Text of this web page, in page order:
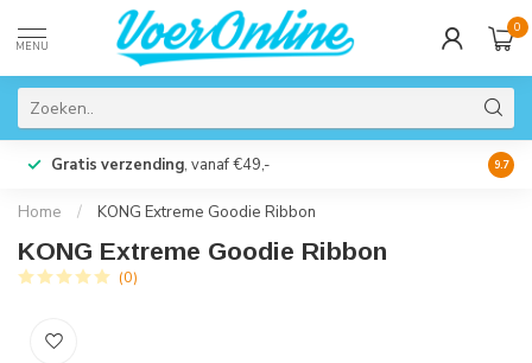
MENU
0
Gratis verzending, vanaf €49,- 9.7
Home / KONG Extreme Goodie Ribbon
KONG Extreme Goodie Ribbon
(0)